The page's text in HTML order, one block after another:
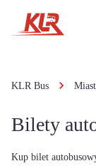
KLR Bus
Bilety
Kup bilet